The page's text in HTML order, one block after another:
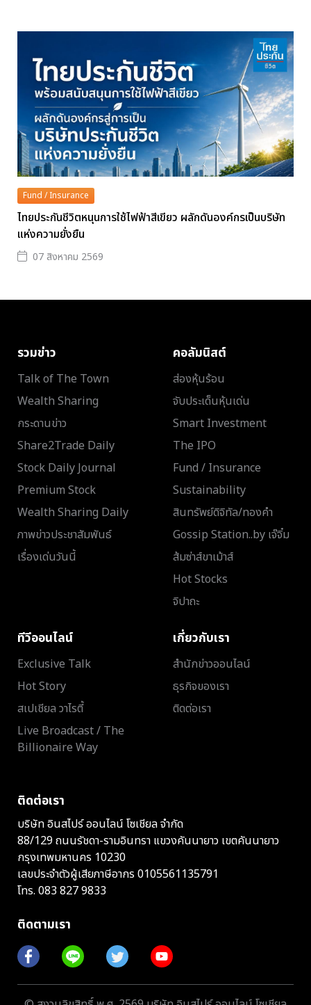
Fund / Insurance
ไทยประกันชีวิตหนุนการใช้ไฟฟ้าสีเขียว ผลักดันองค์กรเป็นบริษัท
แห่งความยั่งยืน
07 สิงหาคม 2569
รวมข่าว
Talk of The Town
Wealth Sharing
กระดานข่าว
Share2Trade Daily
Stock Daily Journal
Premium Stock
Wealth Sharing Daily
ภาพข่าวประชาสัมพันธ์
เรื่องเด่นวันนี้
คอลัมนิสต์
ส่องหุ้นร้อน
จับประเด็นหุ้นเด่น
Smart Investment
The IPO
Fund / Insurance
Sustainability
สินทรัพย์ดิจิทัล/ทองคำ
Gossip Station..by เจ๊จิ๋ม
ส้มซ่าส์ขาเม้าส์
Hot Stocks
จิปาถะ
ทีวีออนไลน์
Exclusive Talk
Hot Story
สเปเชียล วาไรตี้
Live Broadcast / The
Billionaire Way
เกี่ยวกับเรา
สำนักข่าวออนไลน์
ธุรกิจของเรา
ติดต่อเรา
ติดต่อเรา
บริษัท อินสไปร์ ออนไลน์ โซเชียล จำกัด
88/129 ถนนรัชดา-รามอินทรา แขวงคันนายาว เขตคันนายาว
กรุงเทพมหานคร 10230
เลขประจำตัวผู้เสียภาษีอากร 0105561135791
โทร. 083 827 9833
ติดตามเรา